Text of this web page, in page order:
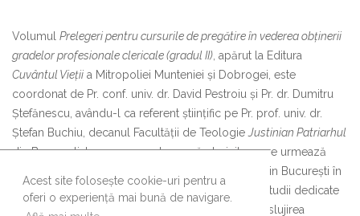
Acest site folosește cookie-uri pentru a
oferi o experiență mai bună de navigare.
Volumul Prelegeri pentru cursurile de pregătire în vederea obținerii
gradelor profesionale clericale (gradul II) , apărut la Editura
Cuvântul Vieții a Mitropoliei Munteniei și Dobrogei, este
coordonat de Pr. conf. univ. dr. David Pestroiu și Pr. dr. Dumitru
Ștefănescu, avându-l ca referent științific pe Pr. prof. univ. dr.
Ștefan Buchiu, decanul Facultății de Teologie Justinian Patriarhul
din București. Lucrarea se adresează clericilor care urmează
cursurile de definitivat ale Facultății de Teologie din București în
vederea obținerii gradului clerical și reunește 12 studii dedicate
mai multor teme esențiale legate de pastorația și slujirea